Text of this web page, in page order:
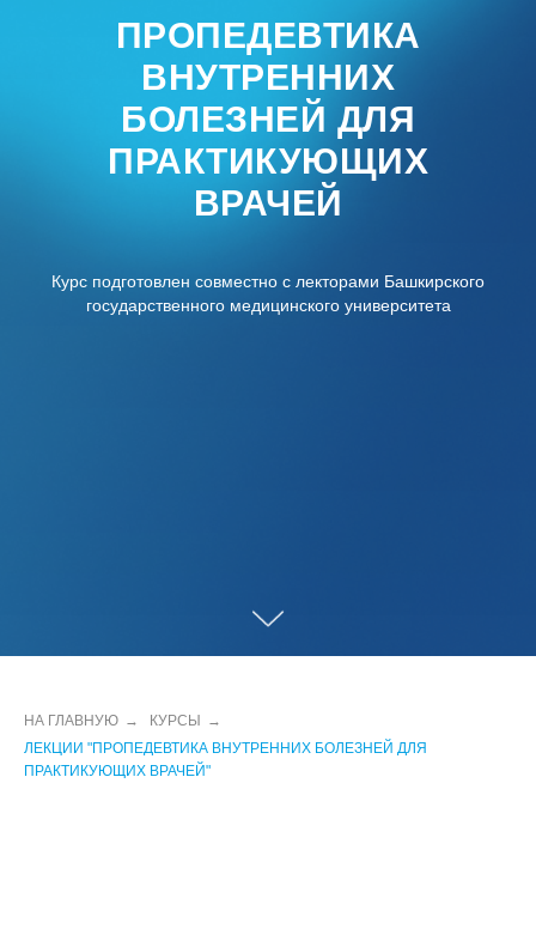
ПРОПЕДЕВТИКА
ВНУТРЕННИХ
БОЛЕЗНЕЙ ДЛЯ
ПРАКТИКУЮЩИХ
ВРАЧЕЙ
Курс подготовлен совместно с лекторами Башкирского
государственного медицинского университета
НА ГЛАВНУЮ → КУРСЫ
→
ЛЕКЦИИ "ПРОПЕДЕВТИКА ВНУТРЕННИХ БОЛЕЗНЕЙ ДЛЯ
ПРАКТИКУЮЩИХ ВРАЧЕЙ"